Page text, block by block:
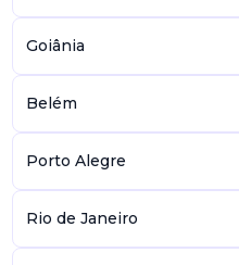
Goiânia
Belém
Porto Alegre
Rio de Janeiro